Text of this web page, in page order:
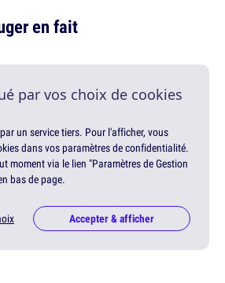
en fait
par vos choix de cookies
un service tiers. Pour l'afficher, vous
dans vos paramètres de confidentialité.
moment via le lien "Paramètres de Gestion
bas de page.
Accepter & afficher